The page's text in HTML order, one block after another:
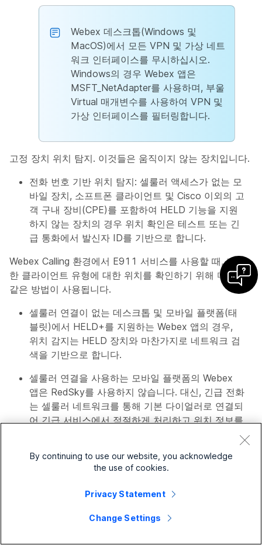
Webex 데스크톱(Windows 및
MacOS)에서 모든 VPN 및 가상 네트
워크 인터페이스를 무시하십시오.
Windows의 경우 Webex 앱은
MSFT_NetAdapter를 사용하며, 부울
Virtual 매개변수를 사용하여 VPN 및
가상 인터페이스를 필터링합니다.
고정 장치 위치 탐지. 이것들은 움직이지 않는 장치입니다.
전화 번호 기반 위치 탐지: 셀룰러 액세스가 없는 모
바일 장치, 소프트폰 클라이언트 및 Cisco 이외의 고
객 구내 장비(CPE)를 포함하여 HELD 기능을 지원
하지 않는 장치의 경우 위치 확인은 테스트 또는 긴
급 통화에서 발신자 ID를 기반으로 합니다.
Webex Calling 환경에서 E911 서비스를 사용할 때, 다양
한 클라이언트 유형에 대한 위치를 확인하기 위해 다음과
같은 방법이 사용됩니다.
셀룰러 연결이 없는 데스크톱 및 모바일 플랫폼(태
블릿)에서 HELD+를 지원하는 Webex 앱의 경우,
위치 감지는 HELD 장치와 마찬가지로 네트워크 검
색을 기반으로 합니다.
셀룰러 연결을 사용하는 모바일 플랫폼의 Webex
앱은 RedSky를 사용하지 않습니다. 대신, 긴급 전화
는 셀룰러 네트워크를 통해 기본 다이얼러로 연결되
어 긴급 서비스에서 적절하게 처리하고 위치 정보를
걸려왔다는 확인 팝업창이 표시됩니다. 이미 통화가
루어지고 있으므로 추가 조치는 필요하지 않습니다.
휴대전화 통화가 연결되지 않으면 팝업창에 Wi-Fi를
표시됩니다. 이러한 와이파이 통화는 휴대전화 통화
By continuing to use our website, you acknowledge
the use of cookies.
Privacy Statement
Change Settings